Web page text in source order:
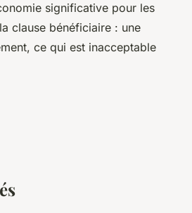
significative pour les
clause bénéficiaire : une
ce qui est inacceptable